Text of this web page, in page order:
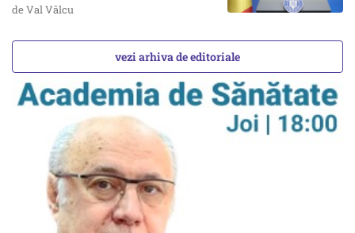
de Val Vâlcu
vezi arhiva de editoriale